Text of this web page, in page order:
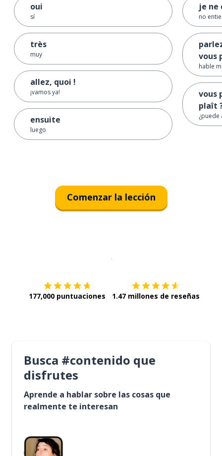
oui
sí
très
muy
allez, quoi !
¡vamos ya!
ensuite
luego
je ne
no
vous
hable
vous
plaît
¿puede
Comenzar la lección
177,000 puntuaciones 1.47 millones de reseñas
Busca #contenido que
disfrutes
Aprende a hablar sobre las cosas que
realmente te interesan